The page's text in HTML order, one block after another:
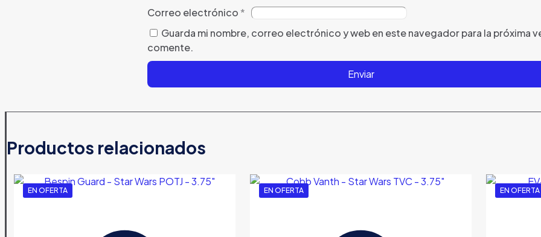
Correo electrónico*
Guarda mi nombre, correo electrónico y web en este navegador para la próxima
comente.
Productos relacionados
EN OFERTA EN OFERTA EN OFERTA